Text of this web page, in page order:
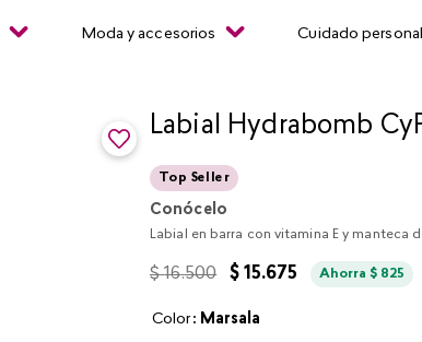
Moda y accesorios Cuidado personal
Labial Hydrabomb
Top Seller
Conócelo
Labial en barra con vitamina E y manteca
$ 16.500 $ 15.675 Ahorra$ 825
Color: marsala